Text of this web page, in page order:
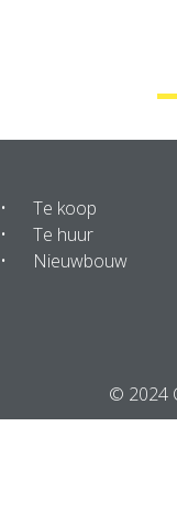
Te koop
Te huur
Nieuwbouw
© 2024